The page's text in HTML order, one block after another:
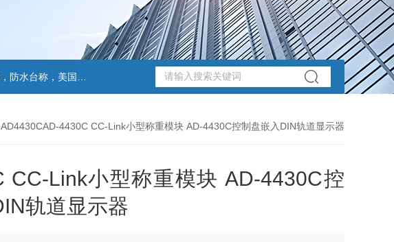
杰天平，报警电子称
4430C CC-Link小型称重模块 AD-4430C控制盘嵌入DIN轨道显示器
CC-Link小型称重模块 AD-4430C控
轨道显示器